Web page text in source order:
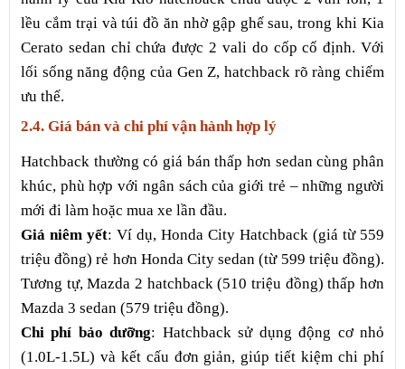
lều cắm trại và túi đồ ăn nhờ gập ghế sau, trong khi Kia
Cerato sedan chỉ chứa được 2 vali do cốp cố định. Với
lối sống năng động của Gen Z, hatchback rõ ràng chiếm
ưu thế.
2.4. Giá bán và chi phí vận hành hợp lý
Hatchback thường có giá bán thấp hơn sedan cùng phân
khúc, phù hợp với ngân sách của giới trẻ – những người
mới đi làm hoặc mua xe lần đầu.
Giá niêm yết: Ví dụ, Honda City Hatchback (giá từ 559
triệu đồng) rẻ hơn Honda City sedan (từ 599 triệu đồng).
Tương tự, Mazda 2 hatchback (510 triệu đồng) thấp hơn
Mazda 3 sedan (579 triệu đồng).
Chi phí bảo dưỡng: Hatchback sử dụng động cơ nhỏ
(1.0L-1.5L) và kết cấu đơn giản, giúp tiết kiệm chi phí